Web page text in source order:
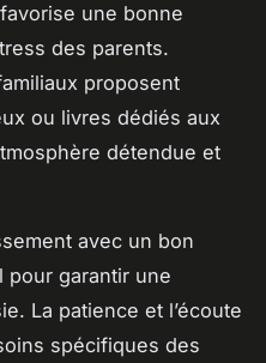
une bonne
des parents.
proposent
ou livres dédiés aux
détendue et
avec un bon
pour garantir une
La patience et l’écoute
spécifiques des